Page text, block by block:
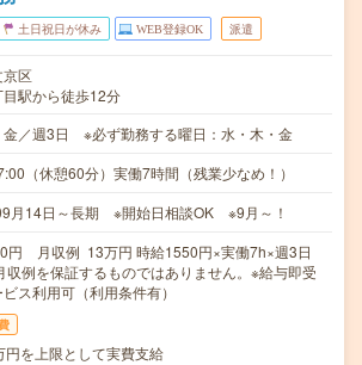
土日祝日が休み WEB登録OK 派遣
京区
駅から徒歩12分
金／週3日 ※必ず勤務する曜日：水・木・金
（休憩60分）実働7時間（残業少なめ！）
月14日～長期 ※開始日相談OK ※9月～！
円 月収例 13万円 時給1550円×実働7h×週3日
収例を保証するものではありません。※給与即受
ス利用可（利用条件有）
円を上限として実費支給